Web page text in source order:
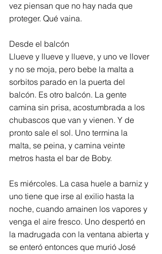
vez piensan que no hay nada que
proteger. Qué vaina.
Desde el balcón
Llueve y llueve y llueve, y uno ve llover
y no se moja, pero bebe la malta a
sorbitos parado en la puerta del
balcón. Es otro balcón. La gente
camina sin prisa, acostumbrada a los
chubascos que van y vienen. Y de
pronto sale el sol. Uno termina la
malta, se peina, y camina veinte
metros hasta el bar de Boby.
Es miércoles. La casa huele a barniz y
uno tiene que irse al exilio hasta la
noche, cuando amainen los vapores y
venga el aire fresco. Uno despertó en
la madrugada con la ventana abierta y
se enteró entonces que murió José